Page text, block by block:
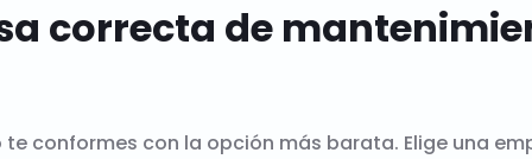
correcta de
conformes con la opción más barata. Elige una